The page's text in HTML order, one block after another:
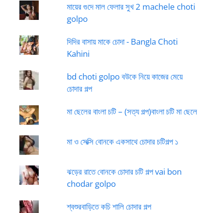
মায়ের গুদে মাল ফেলার সুখ 2 machele choti
golpo
দিদির বাসায় মাকে চোদা - Bangla Choti
Kahini
bd choti golpo বউকে নিয়ে কাজের মেয়ে
চোদার গল্প
মা ছেলের বাংলা চটি – (সত্য গল্প)বাংলা চটি মা ছেলে
মা ও সেক্সি বোনকে একসাথে চোদার চটিগল্প ১
ঝড়ের রাতে বোনকে চোদার চটি গল্প vai bon
chodar golpo
শ্বশুরবাড়িতে কচি শালি চোদার গল্প